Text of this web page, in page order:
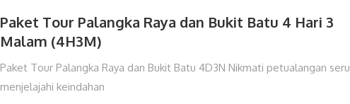
Paket Tour Palangka Raya dan Bukit Batu 4 Hari 3
Malam (4H3M)
Paket Tour Palangka Raya dan Bukit Batu 4D3N Nikmati petualangan seru
menjelajahi keindahan